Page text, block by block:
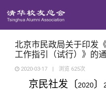
西南联
义工计划
新媒体平
青春风采
校友文苑
信息化服
三创大赛
总会简介
会长致辞
北京市民政局关于印发
工作指引（试行）》的
2020-03-17 | 浏览 625次
京民社发〔 2020〕